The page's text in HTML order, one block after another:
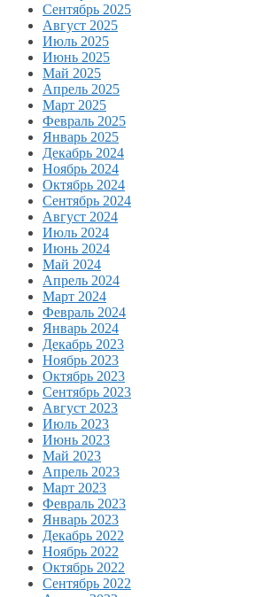
Сентябрь 2025
Август 2025
Июль 2025
Июнь 2025
Май 2025
Апрель 2025
Март 2025
Февраль 2025
Январь 2025
Декабрь 2024
Ноябрь 2024
Октябрь 2024
Сентябрь 2024
Август 2024
Июль 2024
Июнь 2024
Май 2024
Апрель 2024
Март 2024
Февраль 2024
Январь 2024
Декабрь 2023
Ноябрь 2023
Октябрь 2023
Сентябрь 2023
Август 2023
Июль 2023
Июнь 2023
Май 2023
Апрель 2023
Март 2023
Февраль 2023
Январь 2023
Декабрь 2022
Ноябрь 2022
Октябрь 2022
Сентябрь 2022